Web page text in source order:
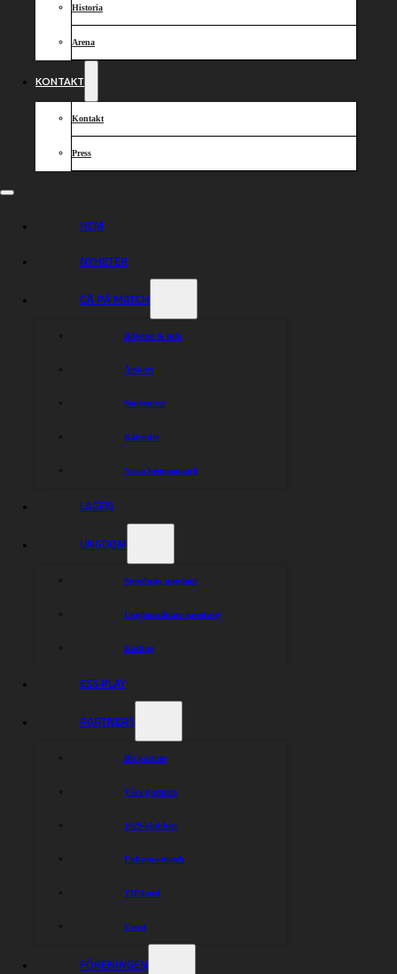
Historia
Arena
KONTAKT
Kontakt
Press
HEM
NYHETER
GÅ PÅ MATCH
Biljetter & info
Årskort
Souvenirer
Kalender
Nästa hemmamatch
LAGEN
UNGDOM
Speedway ungdom
Ungdomsförare speedway
Karting
ESS PLAY
PARTNERS
Bli partner
Våra partners
1929-klubben
Enkrona-match
VIP-bord
Event
FÖRENINGEN